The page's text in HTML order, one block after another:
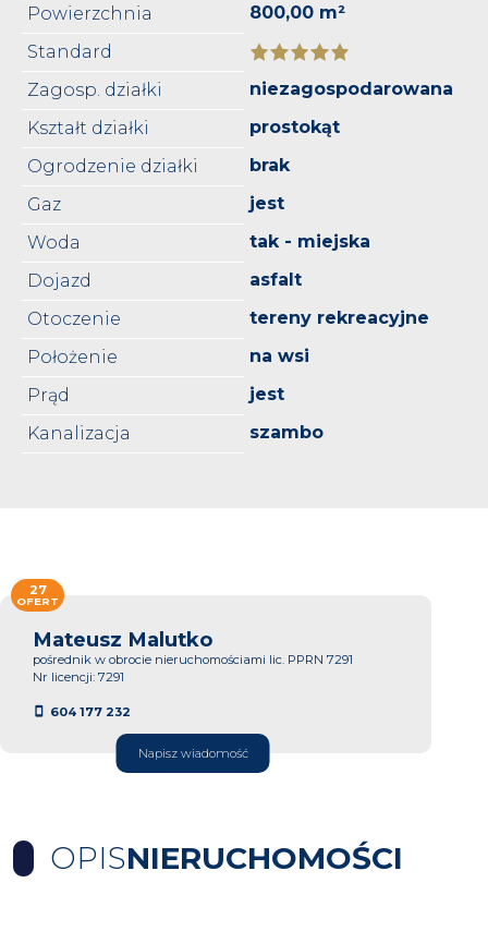
Powierzchnia
800,00 m²
Standard
Zagosp. działki
niezagospodarowana
Kształt działki
prostokąt
Ogrodzenie działki
brak
Gaz
jest
Woda
tak - miejska
Dojazd
asfalt
Otoczenie
tereny rekreacyjne
Położenie
na wsi
Prąd
jest
Kanalizacja
szambo
Mateusz Malutko
pośrednik w obrocie nieruchomościami lic. PPRN 7291
Nr licencji: 7291
604 177 232
Napisz wiadomość
27
OFERT
OPISNIERUCHOMOŚCI